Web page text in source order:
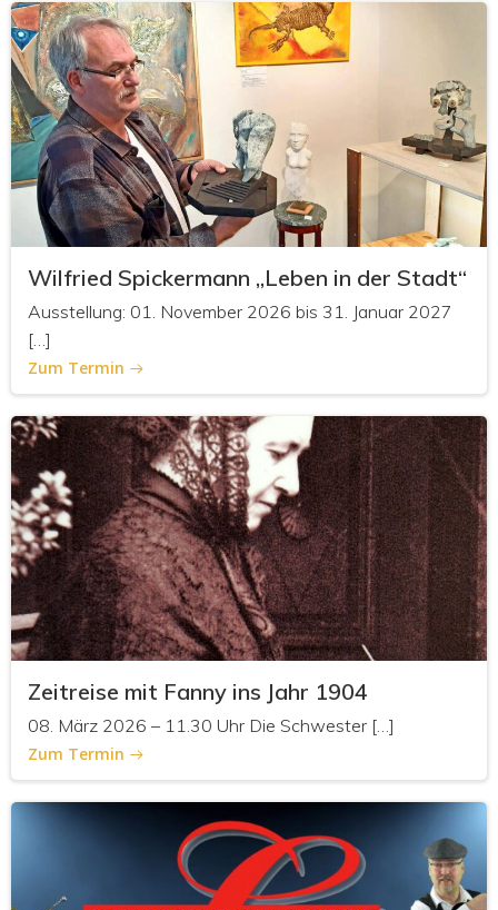
Wilfried Spickermann „Leben in der Stadt“
Ausstellung: 01. November 2026 bis 31. Januar 2027
[…]
Zum Termin
Zeitreise mit Fanny ins Jahr 1904
08. März 2026 – 11.30 Uhr Die Schwester […]
Zum Termin